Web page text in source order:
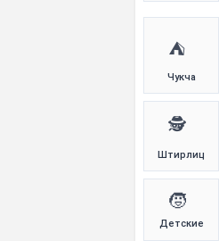
⛺
Чукча
🕵️
Штирлиц
🧒
Детские